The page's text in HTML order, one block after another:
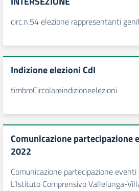
circ.n.54 elezione rappresentanti
Indizione elezioni CdI
timbroCircolareindizioneelezioni
Comunicazione partecipazione
2022
Comunicazione partecipazione
L’Istituto Comprensivo Vallelunga-